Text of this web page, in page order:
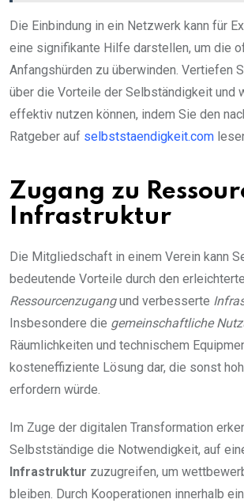
Die Einbindung in ein Netzwerk kann für
eine signifikante Hilfe darstellen, um die
Anfangshürden zu überwinden. Vertiefen
über die Vorteile der Selbständigkeit und
effektiv nutzen können, indem Sie den
Ratgeber auf selbststaendigkeit.com
Zugang zu
Infrastruktur
Die Mitgliedschaft in einem Verein kann
bedeutende Vorteile durch den
Ressourcenzugangund verbesserte
Insbesondere die gemeinschaftliche
Räumlichkeiten und technischem
kosteneffiziente Lösung dar, die sonst
erfordern würde.
Im Zuge der digitalen Transformation
Selbstständige die Notwendigkeit, auf
Infrastruktur zuzugreifen, um
bleiben. Durch Kooperationen innerhalb